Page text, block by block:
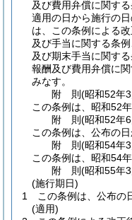
及び費用弁償に関す
適用の日から施行の
は、この条例による
及び手当に関する条
及び期末手当に関す
報酬及び費用弁償に
みなす。
附 則(昭和52年
この条例は、昭和52
附 則(昭和52年
この条例は、公布の日
附 則(昭和54年
この条例は、昭和54
附 則(昭和55年
(施行期日)
1
この条例は、公布の
(適用)